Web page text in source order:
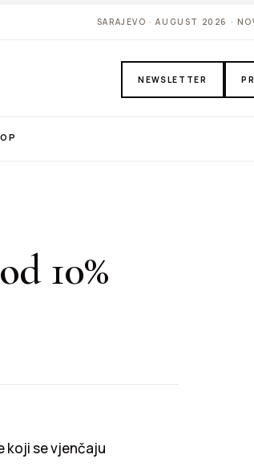
SARAJEVO · AUGUST 2026 ·
NEWSLETTER
10%
koji se vjenčaju